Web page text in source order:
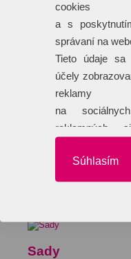
Sady
cookies
a s
správaní na
Tieto údaje
účely
reklamy
na
reklamných
Súhlasím